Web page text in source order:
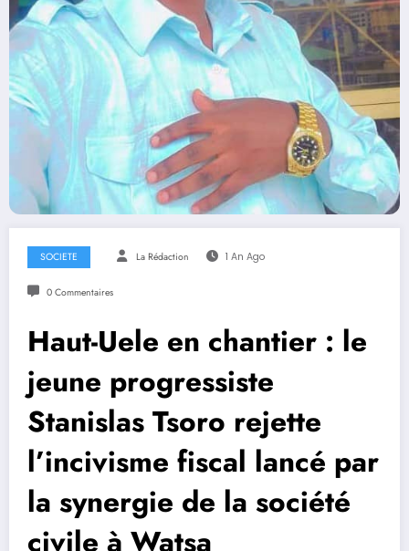
SOCIETE La Rédaction 1 An Ago
0 Commentaires
Haut-Uele en chantier : le
jeune progressiste
Stanislas Tsoro rejette
l’incivisme fiscal lancé par
la synergie de la société
civile à Watsa